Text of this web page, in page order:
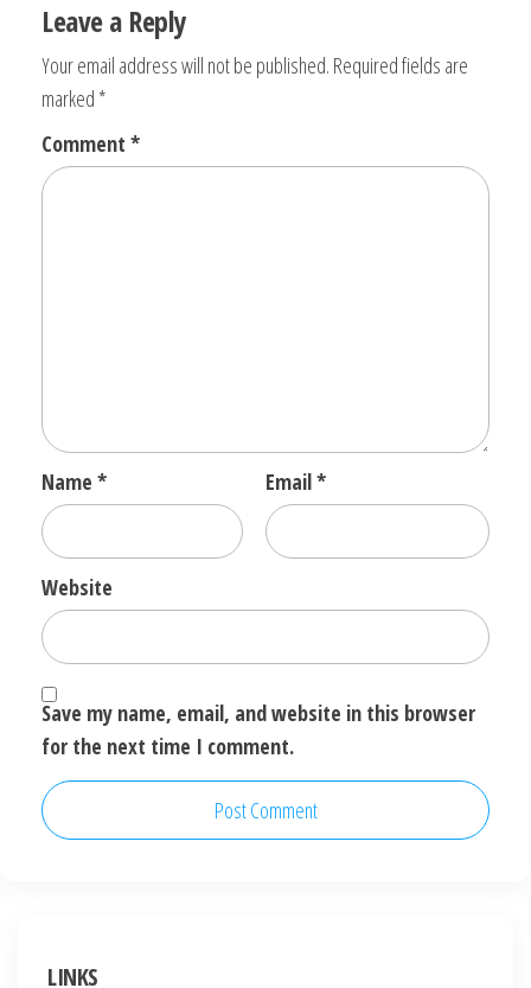
Leave a Reply
Your email address will not be published. Required fields are
marked *
Comment *
Name * Email*
Website
Save my name, email, and website in this browser
for the next time I comment.
LINKS